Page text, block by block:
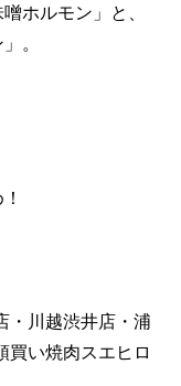
ホルモン」と、
。
・川越渋井店・浦
買い焼肉スエヒロ